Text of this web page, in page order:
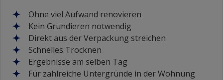
Ohne viel Aufwand renovieren
Kein Grundieren notwendig
Direkt aus der Verpackung streichen
Schnelles Trocknen
Ergebnisse am selben Tag
Für zahlreiche Untergründe in der Wohnung